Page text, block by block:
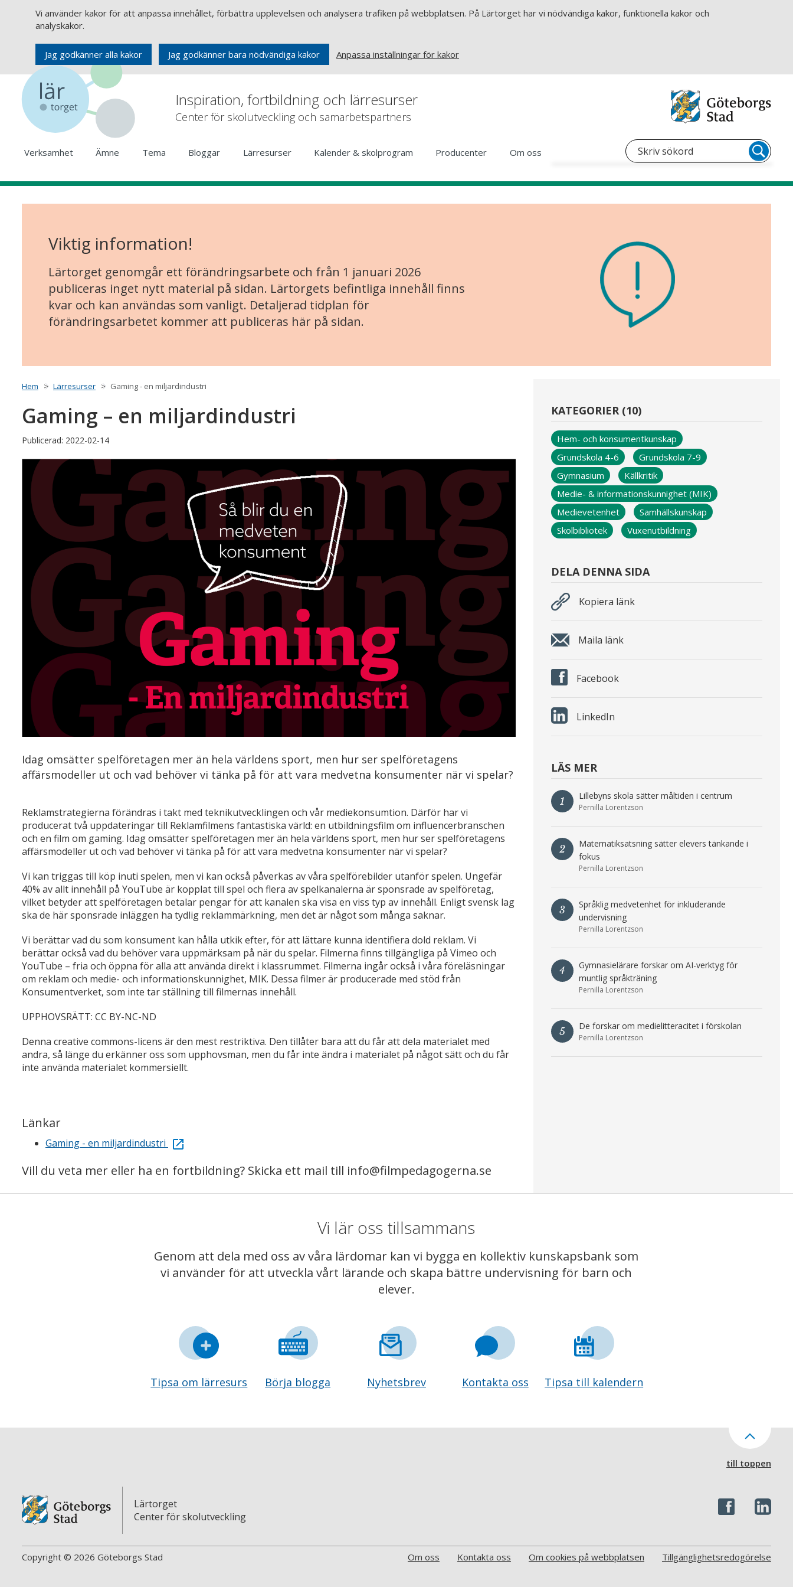
Vi använder kakor för att anpassa innehållet, förbättra upplevelsen och analysera trafiken på webbplatsen. På Lärtorget har vi nödvändiga kakor, funktionella kakor och
analyskakor.
Jag godkänner alla kakor Jag godkänner bara nödvändiga kakor Anpassa inställningar för kakor
Inspiration, fortbildning och lärresurser
Center för skolutveckling och samarbetspartners
Verksamhet Ämne Tema Bloggar Lärresurser Kalender & skolprogram Producenter Om oss
Viktig information!
Lärtorget genomgår ett förändringsarbete och från 1 januari 2026
publiceras inget nytt material på sidan. Lärtorgets befintliga innehåll finns
kvar och kan användas som vanligt. Detaljerad tidplan för
förändringsarbetet kommer att publiceras här på sidan.
Hem Lärresurser Gaming - en miljardindustri
Gaming – en miljardindustri
Publicerad: 2022-02-14
Idag omsätter spelföretagen mer än hela världens sport, men hur ser spelföretagens
affärsmodeller ut och vad behöver vi tänka på för att vara medvetna konsumenter när vi spelar?
Reklamstrategierna förändras i takt med teknikutvecklingen och vår mediekonsumtion. Därför har vi
producerat två uppdateringar till Reklamfilmens fantastiska värld: en utbildningsfilm om influencerbranschen
och en film om gaming. Idag omsätter spelföretagen mer än hela världens sport, men hur ser spelföretagens
affärsmodeller ut och vad behöver vi tänka på för att vara medvetna konsumenter när vi spelar?
Vi kan triggas till köp inuti spelen, men vi kan också påverkas av våra spelförebilder utanför spelen. Ungefär
40% av allt innehåll på YouTube är kopplat till spel och flera av spelkanalerna är sponsrade av spelföretag,
vilket betyder att spelföretagen betalar pengar för att kanalen ska visa en viss typ av innehåll. Enligt svensk lag
ska de här sponsrade inläggen ha tydlig reklammärkning, men det är något som många saknar.
Vi berättar vad du som konsument kan hålla utkik efter, för att lättare kunna identifiera dold reklam. Vi
berättar också vad du behöver vara uppmärksam på när du spelar. Filmerna finns tillgängliga på Vimeo och
YouTube – fria och öppna för alla att använda direkt i klassrummet. Filmerna ingår också i våra föreläsningar
om reklam och medie- och informationskunnighet, MIK. Dessa filmer är producerade med stöd från
Konsumentverket, som inte tar ställning till filmernas innehåll.
UPPHOVSRÄTT: CC BY-NC-ND
Denna creative commons-licens är den mest restriktiva. Den tillåter bara att du får att dela materialet med
andra, så länge du erkänner oss som upphovsman, men du får inte ändra i materialet på något sätt och du får
inte använda materialet kommersiellt.
Länkar
Gaming - en miljardindustri
Vill du veta mer eller ha en fortbildning? Skicka ett mail till info@filmpedagogerna.se
KATEGORIER (10)
Hem- och konsumentkunskap
Grundskola 4-6
Grundskola 7-9
Gymnasium
Källkritik
Medie- & informationskunnighet (MIK)
Medievetenhet
Samhällskunskap
Skolbibliotek
Vuxenutbildning
DELA DENNA SIDA
Kopiera länk
Maila länk
Facebook
LinkedIn
LÄS MER
1 Lillebyns skola sätter måltiden i centrum
Pernilla Lorentzson
2
Matematiksatsning sätter elevers tänkande i
fokus
Pernilla Lorentzson
3
Språklig medvetenhet för inkluderande
undervisning
Pernilla Lorentzson
4
Gymnasielärare forskar om AI-verktyg för
muntlig språkträning
Pernilla Lorentzson
5 De forskar om medielitteracitet i förskolan
Pernilla Lorentzson
Vi lär oss tillsammans
Genom att dela med oss av våra lärdomar kan vi bygga en kollektiv kunskapsbank som
vi använder för att utveckla vårt lärande och skapa bättre undervisning för barn och
elever.
Tipsa om lärresurs Börja blogga Nyhetsbrev Kontakta oss Tipsa till kalendern
till toppen
Lärtorget
Center för skolutveckling
Copyright © 2026 Göteborgs Stad Om oss Kontakta oss Om cookies på webbplatsen Tillgänglighetsredogörelse